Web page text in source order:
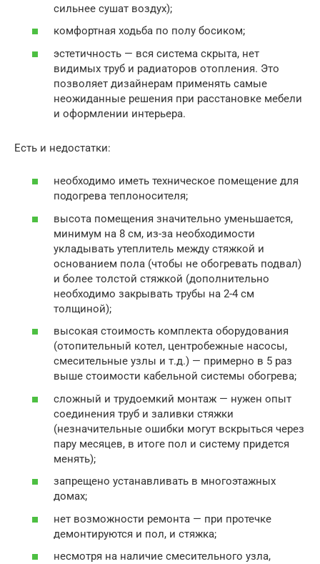
сильнее сушат воздух);
комфортная ходьба по полу босиком;
эстетичность — вся система скрыта, нет
видимых труб и радиаторов отопления. Это
позволяет дизайнерам применять самые
неожиданные решения при расстановке мебели
и оформлении интерьера.
Есть и недостатки:
необходимо иметь техническое помещение для
подогрева теплоносителя;
высота помещения значительно уменьшается,
минимум на 8 см, из-за необходимости
укладывать утеплитель между стяжкой и
основанием пола (чтобы не обогревать подвал)
и более толстой стяжкой (дополнительно
необходимо закрывать трубы на 2-4 см
толщиной);
высокая стоимость комплекта оборудования
(отопительный котел, центробежные насосы,
смесительные узлы и т.д.) — примерно в 5 раз
выше стоимости кабельной системы обогрева;
сложный и трудоемкий монтаж — нужен опыт
соединения труб и заливки стяжки
(незначительные ошибки могут вскрыться через
пару месяцев, в итоге пол и систему придется
менять);
запрещено устанавливать в многоэтажных
домах;
нет возможности ремонта — при протечке
демонтируются и пол, и стяжка;
несмотря на наличие смесительного узла,